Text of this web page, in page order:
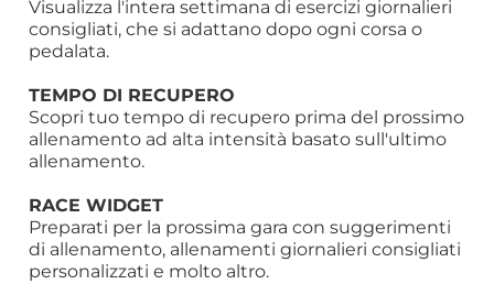
Visualizza l'intera settimana di esercizi giornalieri
consigliati, che si adattano dopo ogni corsa o
pedalata.
TEMPO DI RECUPERO
Scopri tuo tempo di recupero prima del prossimo
allenamento ad alta intensità basato sull'ultimo
allenamento.
RACE WIDGET
Preparati per la prossima gara con suggerimenti
di allenamento, allenamenti giornalieri consigliati
personalizzati e molto altro.